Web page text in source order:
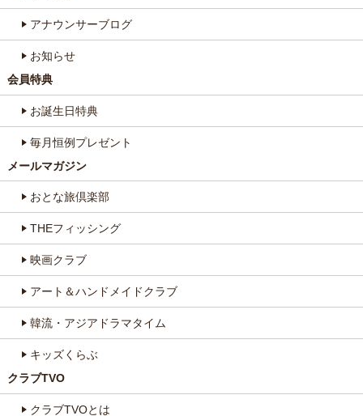
アナウンサーブログ
お知らせ
会員特典
お誕生日特典
毎月恒例プレゼント
メールマガジン
おとな旅倶楽部
THEフィッシング
映画クラブ
アート＆ハンドメイドクラブ
韓流・アジアドラマタイム
キッズくらぶ
クラブTVO
クラブTVOとは